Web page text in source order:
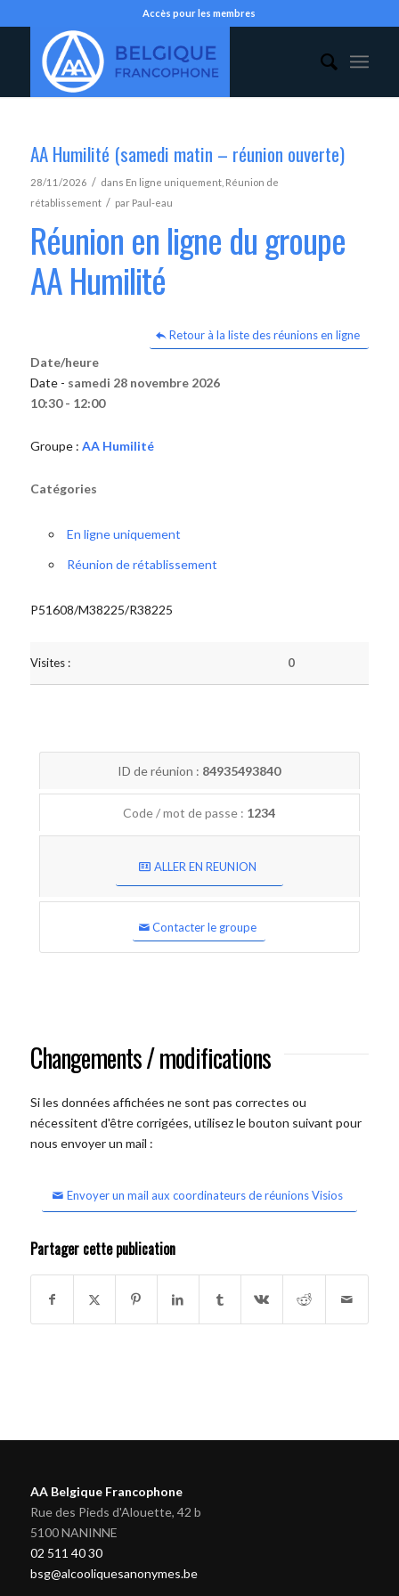
Accès pour les membres
AA Humilité (samedi matin – réunion ouverte)
28/11/2026 / dans En ligne uniquement, Réunion de
rétablissement / par Paul-eau
Réunion en ligne du groupe
AA Humilité
Retour à la liste des réunions en ligne
Date/heure
Date - samedi 28 novembre 2026
10:30 - 12:00
Groupe : AA Humilité
Catégories
En ligne uniquement
Réunion de rétablissement
P51608/M38225/R38225
Visites : 0
ID de réunion : 84935493840
Code / mot de passe : 1234
ALLER EN REUNION
Contacter le groupe
Changements / modifications
Si les données affichées ne sont pas correctes ou
nécessitent d'être corrigées, utilisez le bouton suivant pour
nous envoyer un mail :
Envoyer un mail aux coordinateurs de réunions Visios
Partager cette publication
AA Belgique Francophone
Rue des Pieds d'Alouette, 42 b
5100 NANINNE
02 511 40 30
bsg@alcooliquesanonymes.be